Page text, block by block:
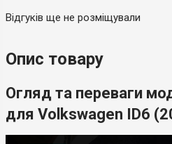
Відгуків ще не розміщували
Опис товару
Огляд та переваги
для Volkswagen ID6